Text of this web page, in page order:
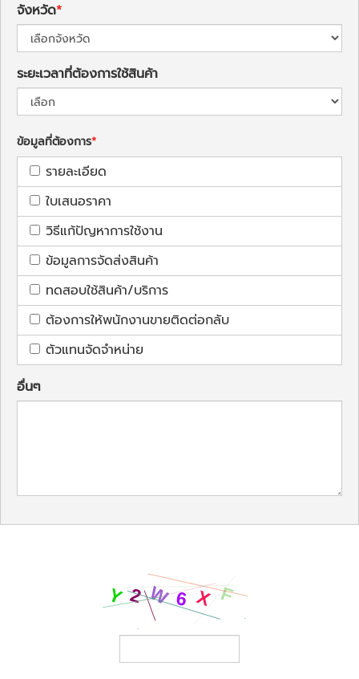
จังหวัด
ระยะเวลาที่ต้องการใช้สินค้า
ข้อมูลที่ต้องการ
รายละเอียด
ใบเสนอราคา
วิธีแก้ปัญหาการใช้งาน
ข้อมูลการจัดส่งสินค้า
ทดสอบใช้สินค้า/บริการ
ต้องการให้พนักงานขายติดต่อกลับ
ตัวแทนจัดจำหน่าย
อื่นๆ